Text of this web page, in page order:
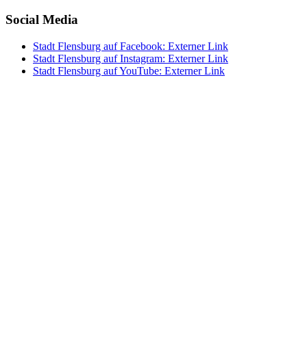
Social Media
Stadt Flensburg auf Facebook: Externer Link
Stadt Flensburg auf Instagram: Externer Link
Stadt Flensburg auf YouTube: Externer Link